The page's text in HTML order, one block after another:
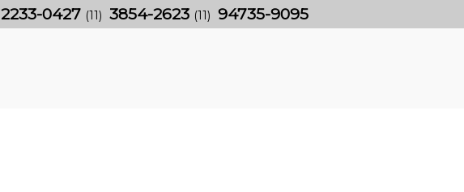
2233-0427 (11) 3854-2623 (11) 94735-9095